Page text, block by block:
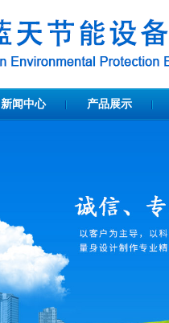
新闻中心 产品展示